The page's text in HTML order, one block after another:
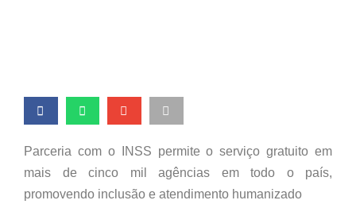
Parceria com o INSS permite o serviço gratuito em
mais de cinco mil agências em todo o país,
promovendo inclusão e atendimento humanizado